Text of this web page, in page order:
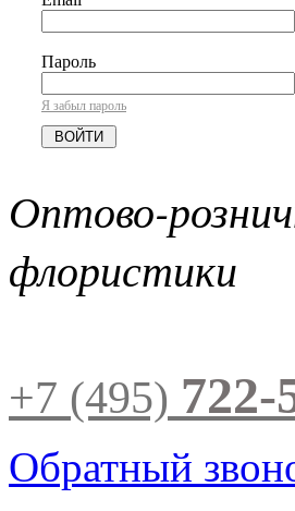
Пароль
Я забыл пароль
Оптово-
флористики
+7 (495) 722-
Обратный